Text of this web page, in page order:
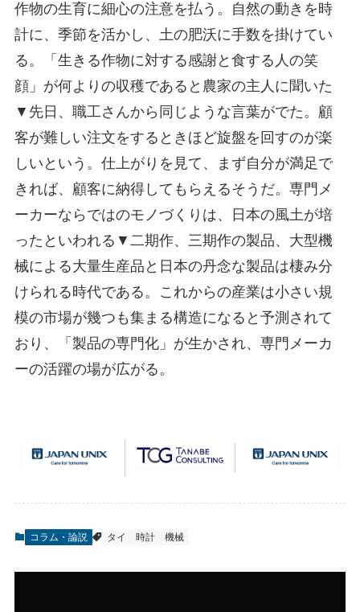
作物の生育に細心の注意を払う。自然の動きを時
計に、季節を活かし、土の肥沃に手数を掛けてい
る。「生きる作物に対する感謝と食する人の笑
顔」が何よりの収穫であると農家の主人に聞いた
▼先日、職工さんから同じような言葉がでた。顧
客が難しい注文をするときほど旋盤を回すのが楽
しいという。仕上がりを見て、まず自分が満足で
きれば、顧客に納得してもらえるそうだ。専門メ
ーカーならではのモノづくりは、日本の風土が培
ったといわれる▼二期作、三期作の製品、大型機
械による大量生産品と日本の丹念な製品は棲み分
けられる時代である。これからの産業は小さい規
模の市場が幾つも集まる構造になると予測されて
おり、「製品の専門化」が生かされ、専門メーカ
ーの活躍の場が広がる。
コラム・論説 タイ 時計 機械